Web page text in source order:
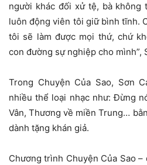
người khác đối xử tệ, bà không
luôn động viên tôi giữ bình tĩnh.
tôi sẽ làm được mọi thứ, chứ
con đường sự nghiệp cho mình”,
Trong Chuyện Của Sao, Sơn
nhiều thể loại nhạc như: Đừng
Vân, Thương về miền Trung…
dành tặng khán giả.
Chương trình Chuyện Của Sao